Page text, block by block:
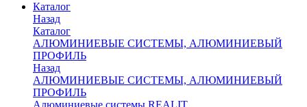
Каталог
Назад
Каталог
АЛЮМИНИЕВЫЕ СИСТЕМЫ, АЛЮМИНИЕВЫЙ
ПРОФИЛЬ
Назад
АЛЮМИНИЕВЫЕ СИСТЕМЫ, АЛЮМИНИЕВЫЙ
ПРОФИЛЬ
Алюминиевые системы REALIT